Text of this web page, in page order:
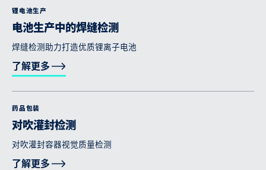
锂电池生产
电池生产中的焊缝检测
焊缝检测助力打造优质锂离子电池
了解更多
药品包装
对吹灌封检测
对吹灌封容器视觉质量检测
了解更多